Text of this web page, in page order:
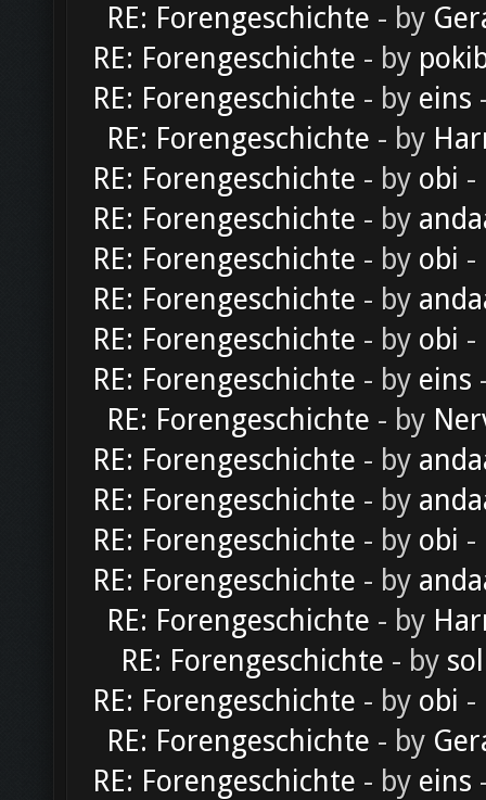
RE: Forengeschichte - by
RE: Forengeschichte - by
RE: Forengeschichte - by eins
RE: Forengeschichte - by
RE: Forengeschichte - by obi -
RE: Forengeschichte - by
RE: Forengeschichte - by obi -
RE: Forengeschichte - by
RE: Forengeschichte - by obi -
RE: Forengeschichte - by eins
RE: Forengeschichte - by
RE: Forengeschichte - by
RE: Forengeschichte - by
RE: Forengeschichte - by obi -
RE: Forengeschichte - by
RE: Forengeschichte - by
RE: Forengeschichte - by
RE: Forengeschichte - by obi -
RE: Forengeschichte - by
RE: Forengeschichte - by eins